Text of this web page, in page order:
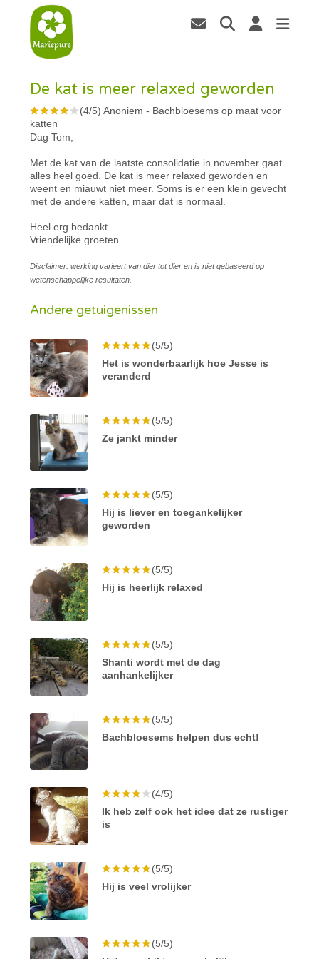
De kat is meer relaxed geworden
(4/5)Anoniem - Bachbloesems op maat voor
katten
Dag Tom,
Met de kat van de laatste consolidatie in november gaat
alles heel goed. De kat is meer relaxed geworden en
weent en miauwt niet meer. Soms is er een klein gevecht
met de andere katten, maar dat is normaal.
Heel erg bedankt.
Vriendelijke groeten
Disclaimer: werking varieert van dier tot dier en is niet gebaseerd op
wetenschappelijke resultaten.
Andere getuigenissen
(5/5)
Het is wonderbaarlijk hoe Jesse is
veranderd
(5/5)
Ze jankt minder
(5/5)
Hij is liever en toegankelijker
geworden
(5/5)
Hij is heerlijk relaxed
(5/5)
Shanti wordt met de dag
aanhankelijker
(5/5)
Bachbloesems helpen dus echt!
(4/5)
Ik heb zelf ook het idee dat ze rustiger
is
(5/5)
Hij is veel vrolijker
(5/5)